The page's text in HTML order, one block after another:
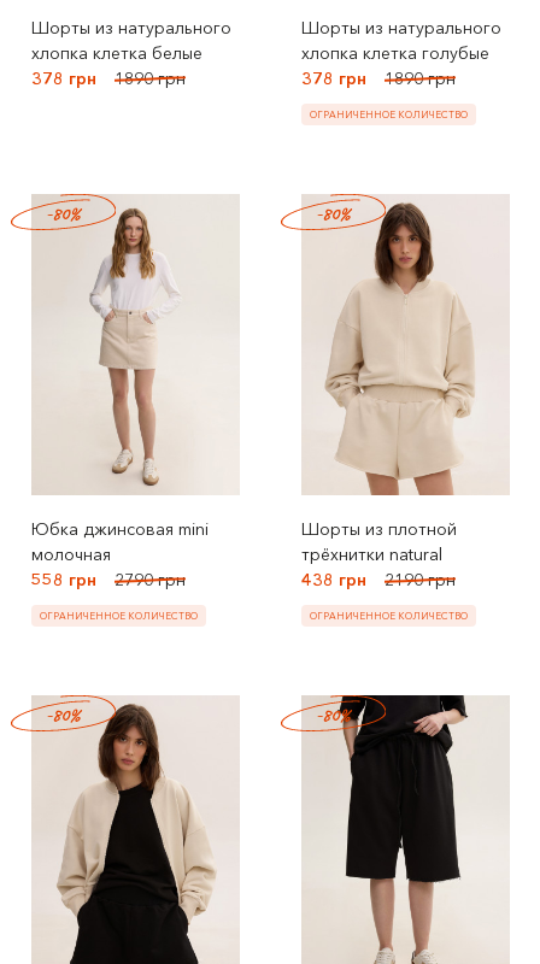
Шорты из натурального
хлопка клетка белые
378 грн
1890 грн
Шорты из натурального
хлопка клетка голубые
378 грн
1890 грн
ОГРАНИЧЕННОЕ КОЛИЧЕСТВО
Юбка джинсовая mini
молочная
558 грн
2790 грн
ОГРАНИЧЕННОЕ КОЛИЧЕСТВО
-80%
Шорты из плотной
трёхнитки natural
438 грн
2190 грн
ОГРАНИЧЕННОЕ КОЛИЧЕСТВО
-80%
-80% -80%